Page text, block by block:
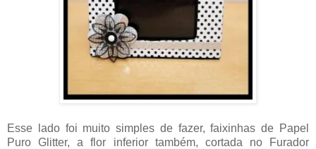
Esse lado foi muito simples de fazer, faixinhas de Papel
Puro Glitter, a flor inferior também, cortada no Furador